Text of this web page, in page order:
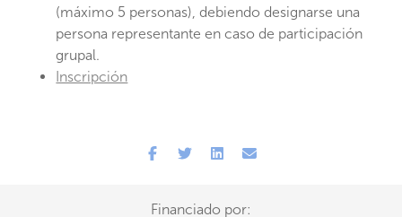
(máximo 5 personas), debiendo designarse una
persona representante en caso de participación
grupal.
Inscripción
Financiado por: